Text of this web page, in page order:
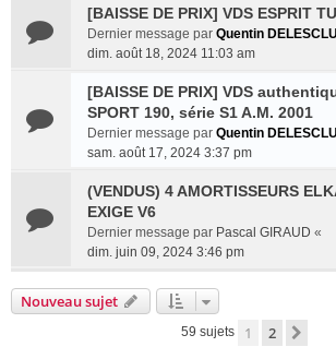
[BAISSE DE PRIX] VDS ESPRIT
Dernier message par Quentin
dim. août 18, 2024 11:03 am
[BAISSE DE PRIX] VDS
SPORT 190, série S1 A.M. 2001
Dernier message par Quentin
sam. août 17, 2024 3:37 pm
(VENDUS) 4 AMORTISSEURS
EXIGE V6
Dernier message par Pascal GIRAUD «
dim. juin 09, 2024 3:46 pm
Nouveau sujet
59 sujets 1 2